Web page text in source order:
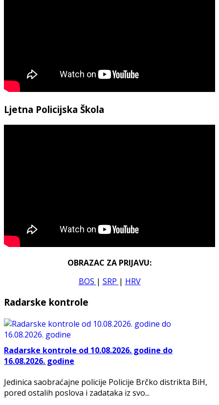
Ljetna Policijska Škola
OBRAZAC ZA PRIJAVU:
BOS | SRP | HRV
Radarske kontrole
Radarske kontrole od 10.08.2026. godine do
16.08.2026. godine
Jedinica saobraćajne policije Policije Brčko distrikta BiH,
pored ostalih poslova i zadataka iz svo...